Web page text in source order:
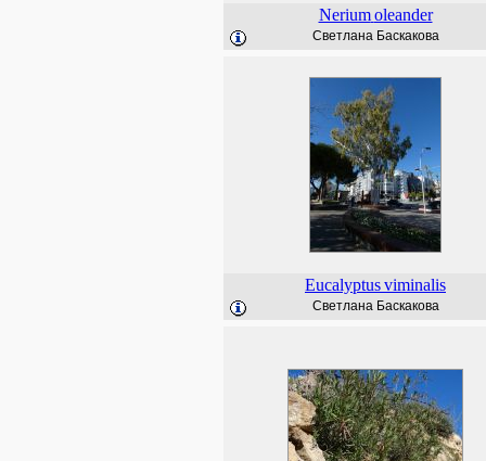
Nerium oleander
Светлана Баскакова
Eucalyptusviminalis
Светлана Баскакова